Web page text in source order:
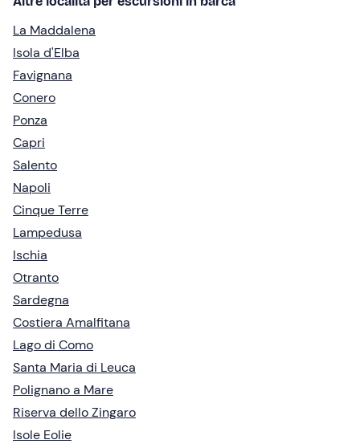
La Maddalena
Isola d'Elba
Favignana
Conero
Ponza
Capri
Salento
Napoli
Cinque Terre
Lampedusa
Ischia
Otranto
Sardegna
Costiera Amalfitana
Lago di Como
Santa Maria di Leuca
Polignano a Mare
Riserva dello Zingaro
Isole Eolie